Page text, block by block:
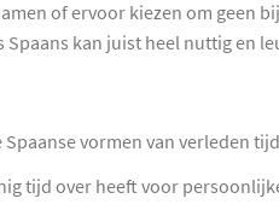
of ervoor kiezen om geen
Spaans kan juist heel nuttig en
vormen van verleden
tijd over heeft voor